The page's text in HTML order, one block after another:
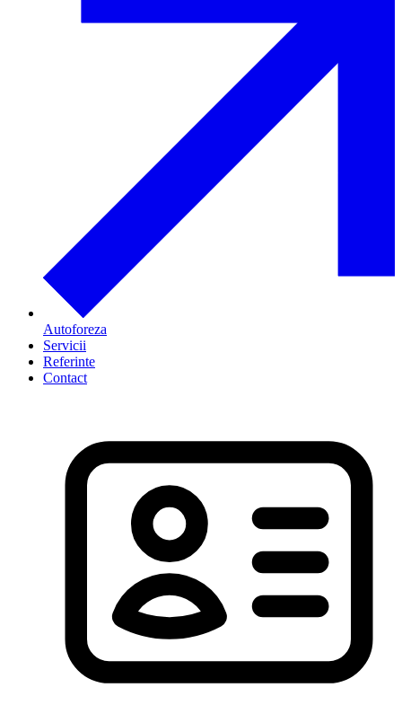
Autoforeza
Servicii
Referinte
Contact